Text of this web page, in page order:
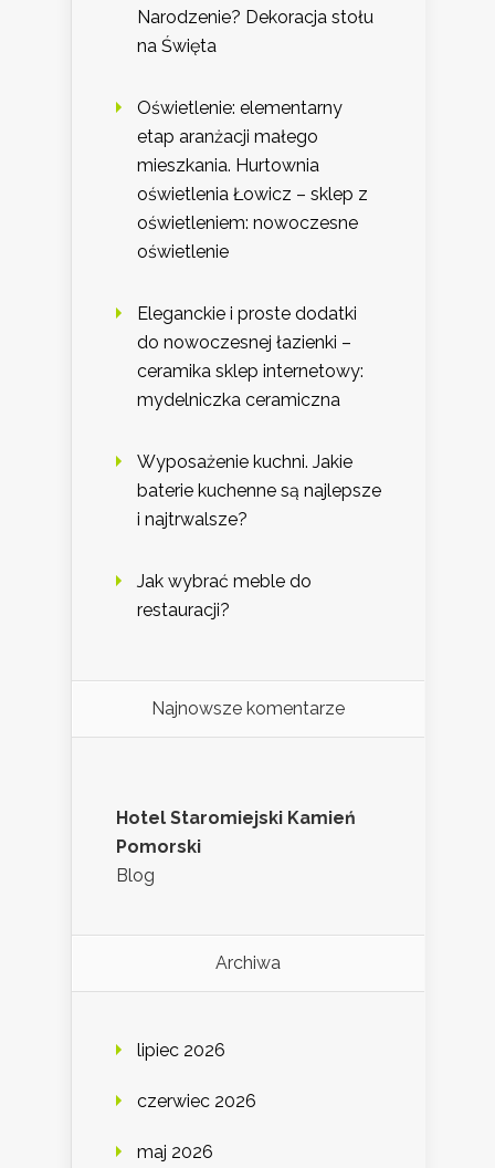
Narodzenie? Dekoracja stołu
na Święta
Oświetlenie: elementarny
etap aranżacji małego
mieszkania. Hurtownia
oświetlenia Łowicz – sklep z
oświetleniem: nowoczesne
oświetlenie
Eleganckie i proste dodatki
do nowoczesnej łazienki –
ceramika sklep internetowy:
mydelniczka ceramiczna
Wyposażenie kuchni. Jakie
baterie kuchenne są najlepsze
i najtrwalsze?
Jak wybrać meble do
restauracji?
Najnowsze komentarze
Hotel Staromiejski Kamień
Pomorski
Blog
Archiwa
lipiec 2026
czerwiec 2026
maj 2026